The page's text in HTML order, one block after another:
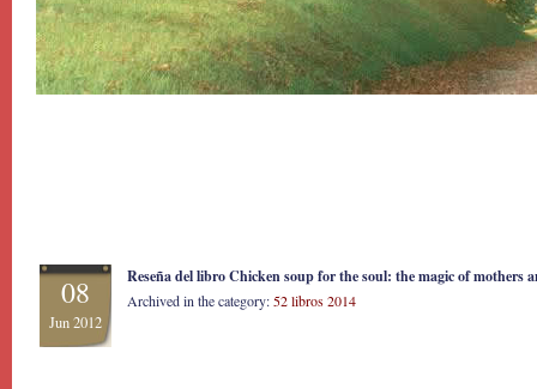
08
Jun 2012
Reseña del libro Chicken soup for the soul: the magic of mothers
Archived in the category: 52 libros 2014